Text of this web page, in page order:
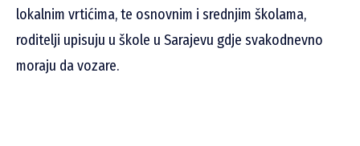
lokalnim vrtićima, te osnovnim i srednjim školama,
roditelji upisuju u škole u Sarajevu gdje svakodnevno
moraju da vozare.